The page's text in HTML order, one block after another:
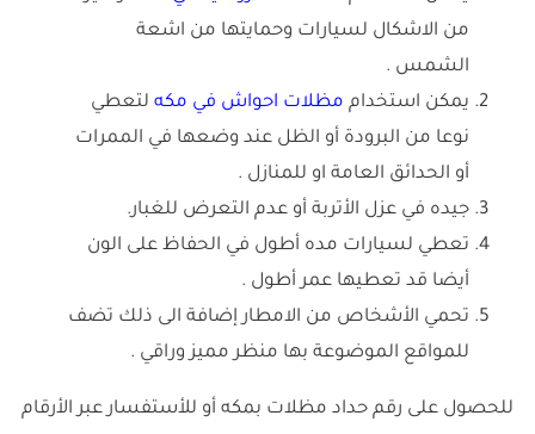
من الاشكال لسيارات وحمايتها من اشعة
الشمس .
يمكن استخدام مظلات احواش في مكه لتعطي
نوعا من البرودة أو الظل عند وضعها في الممرات
أو الحدائق العامة او للمنازل .
جيده في عزل الأتربة أو عدم التعرض للغبار.
تعطي لسيارات مده أطول في الحفاظ على الون
أيضا قد تعطيها عمر أطول .
تحمي الأشخاص من الامطار إضافة الى ذلك تضف
للمواقع الموضوعة بها منظر مميز وراقي .
للحصول على رقم حداد مظلات بمكه أو للأستفسار عبر الأرقام